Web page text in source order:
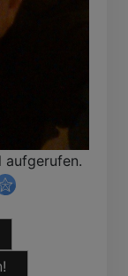
aufgerufen.